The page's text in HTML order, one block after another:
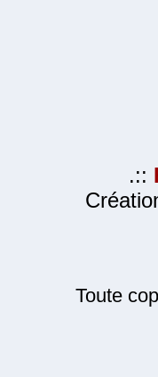
.::
Toute